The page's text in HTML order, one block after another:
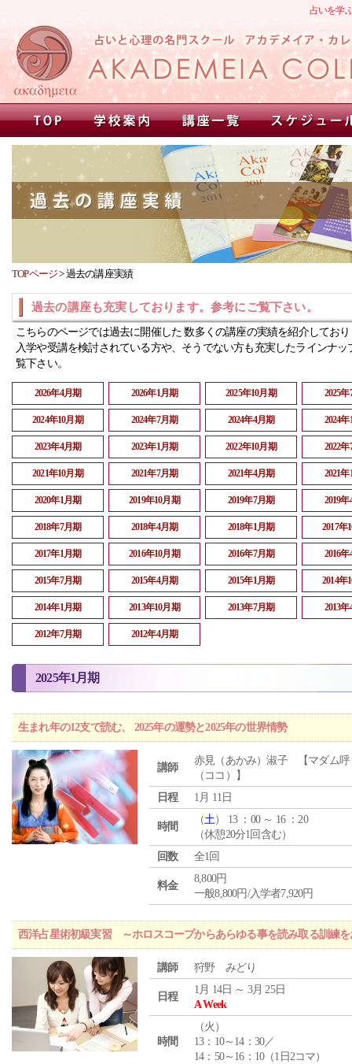
占いを学
TOPページ>過去の講座実績
過去の講座も充実しております。参考にご覧下さい。
こちらのページでは過去に開催した 数多くの講座の実績を紹介してお
入学や受講を検討されている方や、そうでない方も充実したラインナッ
覧下さい。
2026年4月期 2026年1月期 2025年10月期 2025
2024年10月期 2024年7月期 2024年4月期 2024
2023年4月期 2023年1月期 2022年10月期 2022
2021年10月期 2021年7月期 2021年4月期 2021
2020年1月期 2019年10月期 2019年7月期 2019
2018年7月期 2018年4月期 2018年1月期 2017年
2017年1月期 2016年10月期 2016年7月期 2016
2015年7月期 2015年4月期 2015年1月期 2014年
2014年1月期 2013年10月期 2013年7月期 2013
2012年7月期 2012年4月期
2025年1月期
生まれ年の12支で読む、 2025年の運勢と2025年の世界情勢
講師
赤見（あかみ）淑子 【マダム呼
（ココ）】
日程
1月 11日
時間
（土） 13 ：00 ～ 16 ：20
（休憩20分1回含む）
回数
全1回
料金
8,800円
一般8,800円/入学者7,920円
西洋占星術初級実習 ～ホロスコープからあらゆる事を読み取る訓練を
講師 狩野 みどり
日程
1月 14日 ～ 3月 25日
A Week
時間
（火 ）
13：10～14：30／
14：50～16：10（1日2コマ）